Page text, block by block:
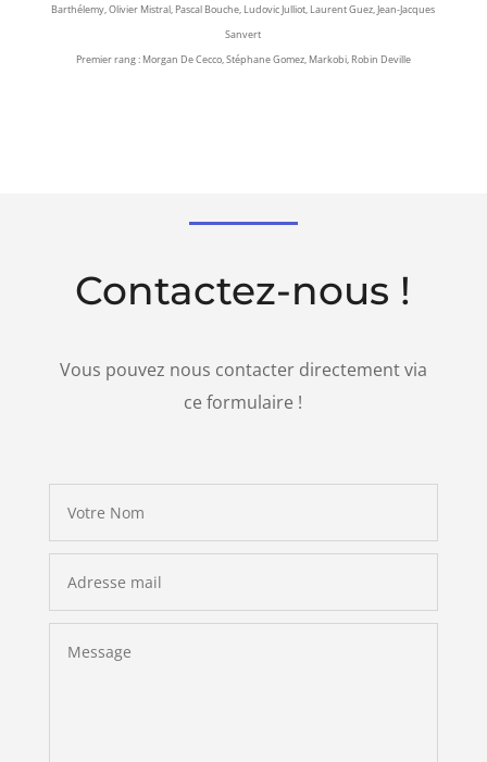
Barthélemy, Olivier Mistral, Pascal Bouche, Ludovic Julliot, Laurent Guez, Jean-Jacques
Sanvert
Premier rang : Morgan De Cecco, Stéphane Gomez, Markobi, Robin Deville
Contactez-nous !
Vous pouvez nous contacter directement via
ce formulaire !